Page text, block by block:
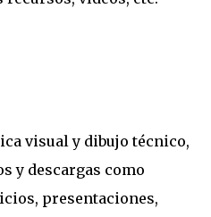
visual y dibujo técnico,
y descargas como
presentaciones,